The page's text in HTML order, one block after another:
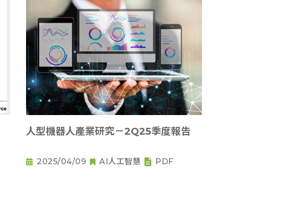
人型機器人產業研究－2Q25季度報告
2025/04/09 AI人工智慧 PDF